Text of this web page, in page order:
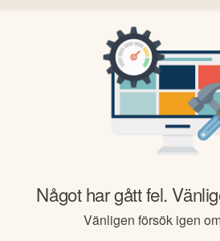
Något har gått fel.
Vänligen försök igen